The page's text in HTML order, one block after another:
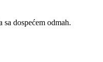
dospećem odmah.